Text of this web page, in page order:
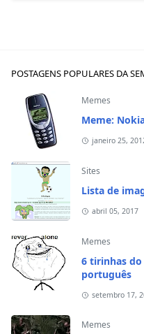
POSTAGENS POPULARES DA
Memes
Meme:
janeiro 25,
Sites
Lista de
abril 05, 2017
Memes
6 tirinhas do
português
setembro 17,
Memes